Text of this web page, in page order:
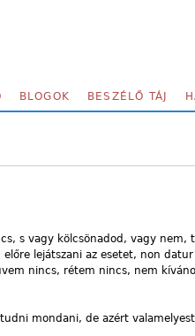
BLOGOK BESZÉLŐ TÁJ
s vagy kölcsönadod, vagy
lejátszani az esetet, non
nincs, rétem nincs, nem
mondani, de azért